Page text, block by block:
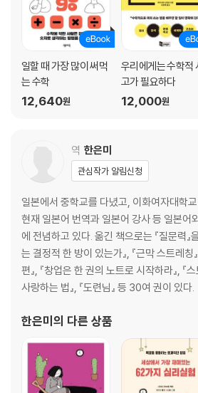
이치로 선수의 은퇴 기자회견
남의 말을 경청하는 태도
남다른 화법의 소유자
100미터 달리기의 정체
chapter 4 분해해서 말하라 : 어려운 말을
인수분해 한 후에 말하라
대화할 때 숫자를 활용하라
수학이 무기인 최고 마케터의 화법
대화 내용을 말뭉치와 화살표로 표현하기
강제로 도해화하라
잠시 쉬어 가기 대신 잠시 쉴 수 있는 상태로
chapter 5 비교해서 말하라 : 사물에 의미를
메시지가 없는 이야기만큼 따분한 것도 없다
비교란 뺄셈이다
복수의 비교를 사용해서 말하라
설득력 있는 말의 메커니즘
숫자로 말하기보다 비교해서 말하라
일할 때 가장 많이 써먹
는 수학
12,640원
우리에게는 수학적
고가 필요하다
12,000원
역 한은미
관심작가 알림신청
일본에서 중학교를 다녔고, 이화여자대학
현재 일본어 번역과 일본어 강사 등 일본어
에 전념하고 있다. 옮긴 책으로는 『질문력』
는 결정적 한 방이 있는가』, 『근막 스트레칭
편』, 『창업은 한 권의 노트로 시작하라』, 『
사랑하는 법』, 『도련님』 등 30여 권이 있다.
한은미 의 다른 상품